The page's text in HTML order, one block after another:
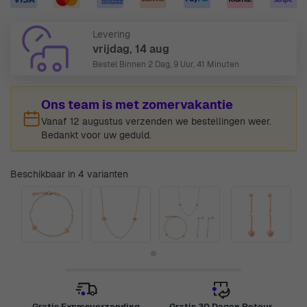
Levering
vrijdag, 14 aug
Bestel Binnen 2 Dag, 9 Uur, 41 Minuten
Ons team is met zomervakantie
Vanaf 12 augustus verzenden we bestellingen weer.
Bedankt voor uw geduld.
Beschikbaar in 4 varianten